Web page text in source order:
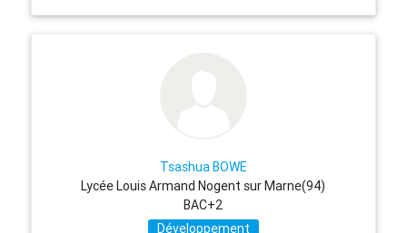
Tsashua BOWE
Lycée Louis Armand Nogent sur Marne(94)
BAC+2
Développement